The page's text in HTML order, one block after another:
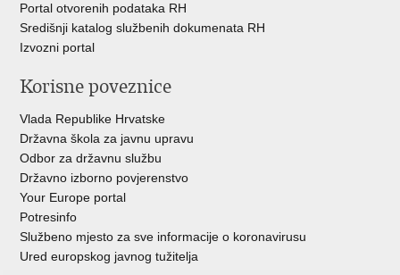
Portal otvorenih podataka RH
Središnji katalog službenih dokumenata RH
Izvozni portal
Korisne poveznice
Vlada Republike Hrvatske
Državna škola za javnu upravu
Odbor za državnu službu
Državno izborno povjerenstvo
Your Europe portal
Potresinfo
Službeno mjesto za sve informacije o koronavirusu
Ured europskog javnog tužitelja